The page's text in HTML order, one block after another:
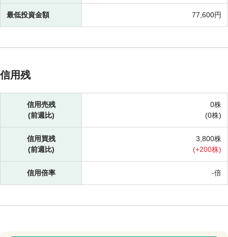
最低投資金額 77,600円
信用残
信用売残
(前週比)
0株
(0株)
信用買残
(前週比)
3,800株
(+200株)
信用倍率 -倍